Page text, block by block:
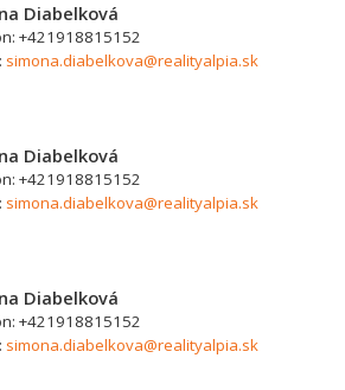
Diabelková
+421918815152
simona.diabelkova@realityalpia.sk
Diabelková
+421918815152
simona.diabelkova@realityalpia.sk
Diabelková
+421918815152
simona.diabelkova@realityalpia.sk